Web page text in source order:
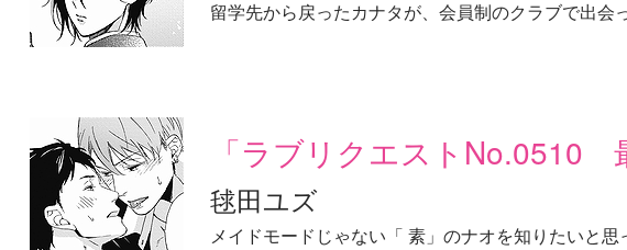
留学先から戻ったカナタが、会員制のクラブで出会
「ラブリクエストNo.0510
毬田ユズ
メイドモードじゃない「 素」のナオを知りたいと